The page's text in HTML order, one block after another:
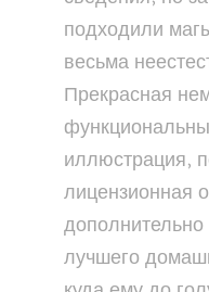
подходили
весьма
Прекрасная
иллюстрация,
лицензионная
лучшего